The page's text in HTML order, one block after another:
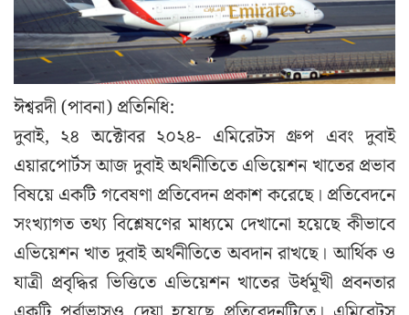
ঈশ্বরদী (পাবনা) প্রতিনিধি:
দুবাই, ২৪ অক্টোবর ২০২৪- এমিরেটস গ্রুপ এবং দুবাই
এয়ারপোর্টস আজ দুবাই অর্থনীতিতে এভিয়েশন খাতের প্রভাব
বিষয়ে একটি গবেষণা প্রতিবেদন প্রকাশ করেছে। প্রতিবেদনে
সংখ্যাগত তথ্য বিশ্লেষণের মাধ্যমে দেখানো হয়েছে কীভাবে
এভিয়েশন খাত দুবাই অর্থনীতিতে অবদান রাখছে। আর্থিক ও
যাত্রী প্রবৃদ্ধির ভিত্তিতে এভিয়েশন খাতের উর্ধমূখী প্রবনতার